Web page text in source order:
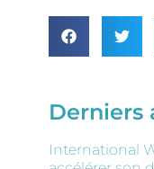
Derniers
International